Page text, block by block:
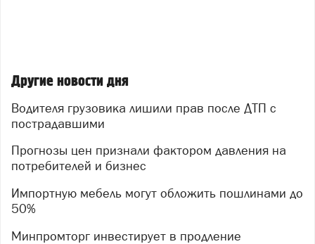
Другие новости дня
Водителя грузовика лишили прав после ДТП с
пострадавшими
Прогнозы цен признали фактором давления на
потребителей и бизнес
Импортную мебель могут обложить пошлинами до
50%
Минпромторг инвестирует в продление